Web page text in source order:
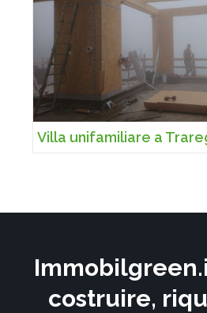
Villa unifamiliare a
costruire,